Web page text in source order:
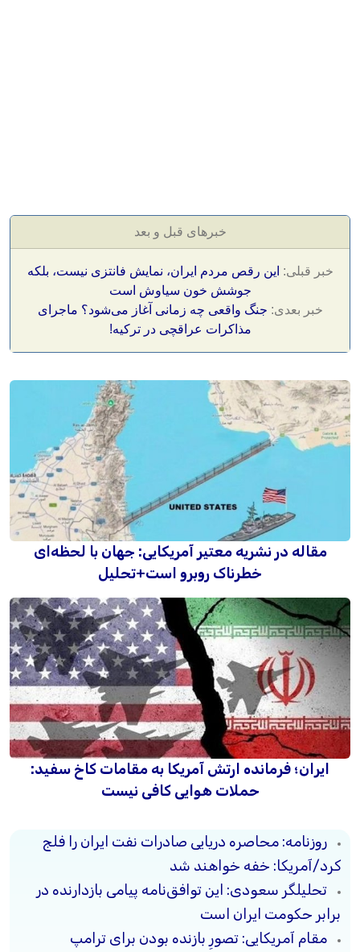
خبرهای قبل و بعد
خبر قبلی: این رقص مردم ایران، نمایش فانتزی نیست، بلکه
جوشش خون سیاوش است
خبر بعدی: جنگ واقعی چه زمانی آغاز می‌شود؟ ماجرای
مذاکرات عراقچی در ترکیه!
مقاله در نشریه معتیر آمریکایی: جهان با لحظه‌ای
خطرناک روبرو است+تحلیل
ایران؛ فرمانده ارتش آمریکا به مقامات کاخ سفید:
حملات هوایی کافی نیست
روزنامه: محاصره دریایی صادرات نفت ایران را فلج
کرد/آمریکا: خفه خواهند شد
تحلیلگر سعودی: این توافق‌نامه پیامی بازدارنده در
برابر حکومت ایران است
مقام آمریکایی: تصورِ بازنده بودن برای ترامپ